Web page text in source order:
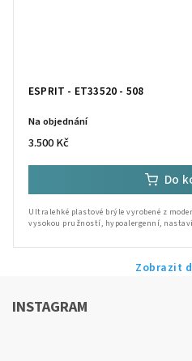
ESPRIT - ET33520 - 508
Na objednání
3.500 Kč
Do
Ultralehké plastové brýle vyrobené z
Zobrazit
INSTAGRAM